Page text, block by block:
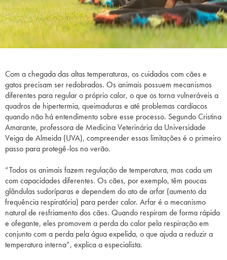
Com a chegada das altas temperaturas, os cuidados com cães e
gatos precisam ser redobrados. Os animais possuem mecanismos
diferentes para regular o próprio calor, o que os torna vulneráveis a
quadros de hipertermia, queimaduras e até problemas cardíacos
quando não há entendimento sobre esse processo. Segundo Cristina
Amarante, professora de Medicina Veterinária da Universidade
Veiga de Almeida (UVA), compreender essas limitações é o primeiro
passo para protegê-los no verão.
“Todos os animais fazem regulação de temperatura, mas cada um
com capacidades diferentes. Os cães, por exemplo, têm poucas
glândulas sudoríparas e dependem do ato de arfar (aumento da
frequência respiratória) para perder calor. Arfar é o mecanismo
natural de resfriamento dos cães. Quando respiram de forma rápida
e ofegante, eles promovem a perda do calor pela respiração em
conjunto com a perda pela água expelida, o que ajuda a reduzir a
temperatura interna”, explica a especialista.